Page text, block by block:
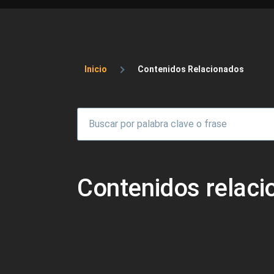
Sobrescribir enlaces
Inicio Contenidos Relacionados
Contenidos